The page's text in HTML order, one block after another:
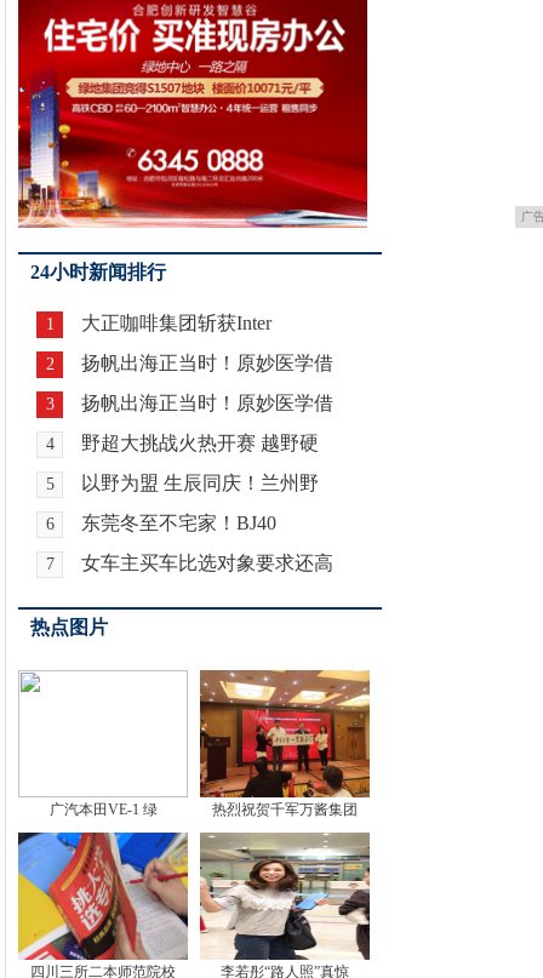
广
24小时新闻排行
1 大正咖啡集团斩获Inter
2 扬帆出海正当时！原妙医学借
3 扬帆出海正当时！原妙医学借
4 野超大挑战火热开赛 越野硬
5 以野为盟 生辰同庆！兰州野
6 东莞冬至不宅家！BJ40
7 女车主买车比选对象要求还高
热点图片
广汽本田VE-1 绿 热烈祝贺千军万酱集团
四川三所二本师范院校 李若彤“路人照”真惊